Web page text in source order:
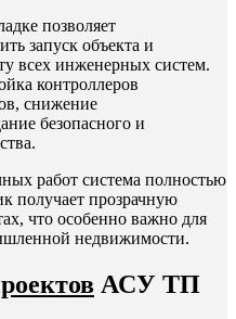
позволяет
запуск объекта и
всех инженерных систем.
контроллеров
снижение
безопасного и
работ система полностью
получает прозрачную
что особенно важно для
недвижимости.
АСУ ТП